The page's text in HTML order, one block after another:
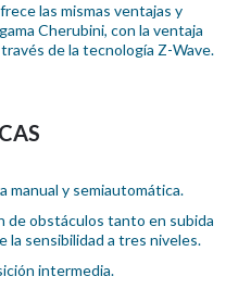
las mismas ventajas y
Cherubini, con la ventaja
de la tecnología Z-Wave.
manual y semiautomática.
de obstáculos tanto en subida
la sensibilidad a tres niveles.
intermedia.